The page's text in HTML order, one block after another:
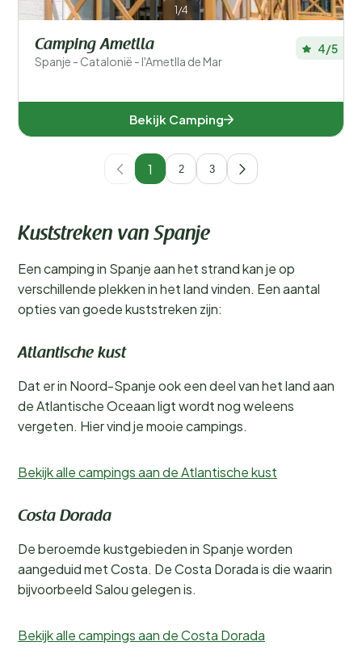
1/4
Camping Ametlla
Spanje - Catalonië - l'Ametlla de Mar
4/5
Bekijk Camping
1 2 3
Kuststreken van Spanje
Een camping in Spanje aan het strand kan je op
verschillende plekken in het land vinden. Een aantal
opties van goede kuststreken zijn:
Atlantische kust
Dat er in Noord-Spanje ook een deel van het land aan
de Atlantische Oceaan ligt wordt nog weleens
vergeten. Hier vind je mooie campings.
Bekijk alle campings aan de Atlantische kust
Costa Dorada
De beroemde kustgebieden in Spanje worden
aangeduid met Costa. De Costa Dorada is die waarin
bijvoorbeeld Salou gelegen is.
Bekijk alle campings aan de Costa Dorada